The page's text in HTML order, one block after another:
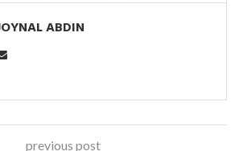
ABDIN
previous post